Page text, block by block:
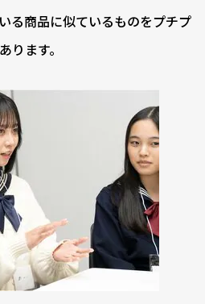
る商品に似ているものをプチプ
ります。